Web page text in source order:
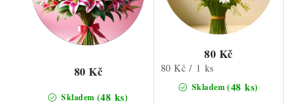
Skladem (48 ks)
80 Kč
Skladem(48 ks)
80 Kč
Měrná
cena:
80 Kč / 1 ks